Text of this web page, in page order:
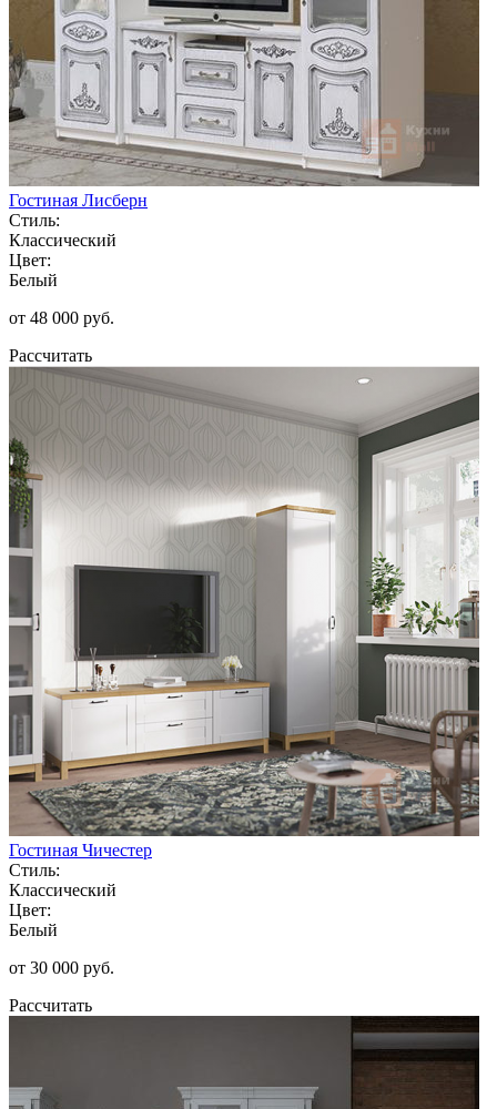
Гостиная Лисберн
Стиль:
Классический
Цвет:
Белый
от 48 000 руб.
Рассчитать
Гостиная Чичестер
Стиль:
Классический
Цвет:
Белый
от 30 000 руб.
Рассчитать